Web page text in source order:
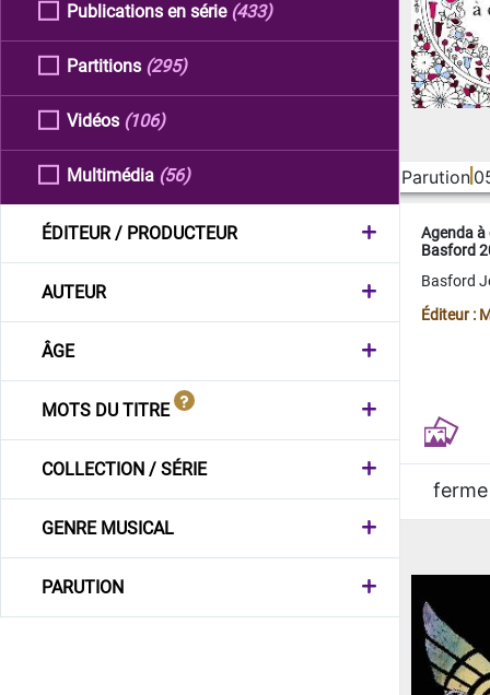
Publications en série (433)
Partitions (295)
Vidéos (106)
Multimédia (56)
ÉDITEUR / PRODUCTEUR
AUTEUR
ÂGE
MOTS DU TITRE
COLLECTION / SÉRIE
GENRE MUSICAL
PARUTION
Parution
Agenda
Basford
Basford
Éditeur :
ferme